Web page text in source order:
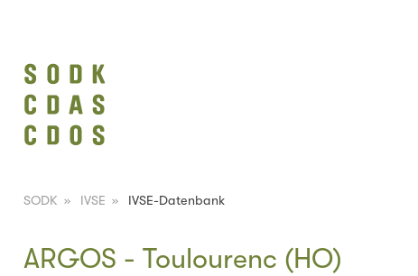
SODK » IVSE » IVSE-Datenbank
ARGOS - Toulourenc (HO)